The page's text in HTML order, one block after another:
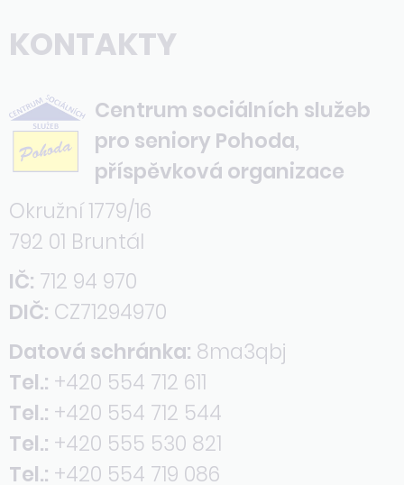
KONTAKTY
Centrum sociálních služeb
pro seniory Pohoda,
příspěvková organizace
Okružní 1779/16
792 01 Bruntál
IČ: 712 94 970
DIČ: CZ71294970
Datová schránka: 8ma3qbj
Tel.: +420 554 712 611
Tel.: +420 554 712 544
Tel.: +420 555 530 821
Tel.: +420 554 719 086